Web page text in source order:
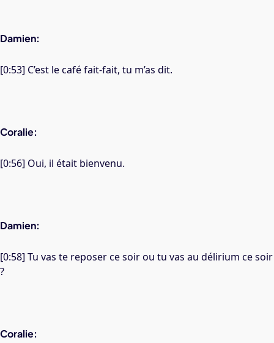
Damien:
[0:53] C’est le café fait-fait, tu m’as dit.
Coralie:
[0:56] Oui, il était bienvenu.
Damien:
[0:58] Tu vas te reposer ce soir ou tu vas au délirium ce soir
?
Coralie: